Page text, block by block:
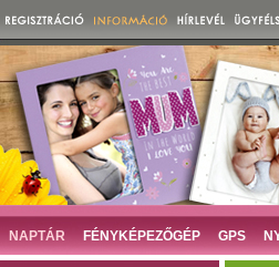
NAPTÁR FÉNYKÉPEZŐGÉP GPS